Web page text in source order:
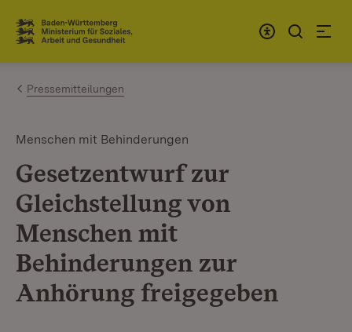
Zum Inhalt springen
Link zur Startseite
Pressemitteilungen
Menschen mit Behinderungen
Gesetzentwurf zur
Gleichstellung von
Menschen mit
Behinderungen zur
Anhörung freigegeben